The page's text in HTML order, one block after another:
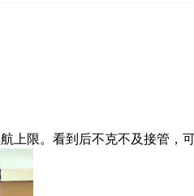
限。看到后不克不及接管，